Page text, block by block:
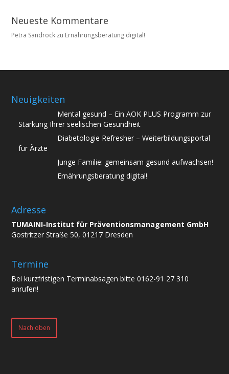
Neueste Kommentare
Petra Sandrock zu Ernährungsberatung digital!
Neuigkeiten
Mental gesund – Ein AOK PLUS Programm zur
Stärkung Ihrer seelischen Gesundheit
Diabetologie Refresher – Weiterbildungsportal
für Ärzte
Junge Familie: gemeinsam gesund aufwachsen!
Ernährungsberatung digital!
Adresse
TUMAINI-Institut für Präventionsmanagement GmbH
Gostritzer Straße 50, 01217 Dresden
Termine
Bei kurzfristigen Terminabsagen bitte 0162-91 27 310
anrufen!
Nach oben